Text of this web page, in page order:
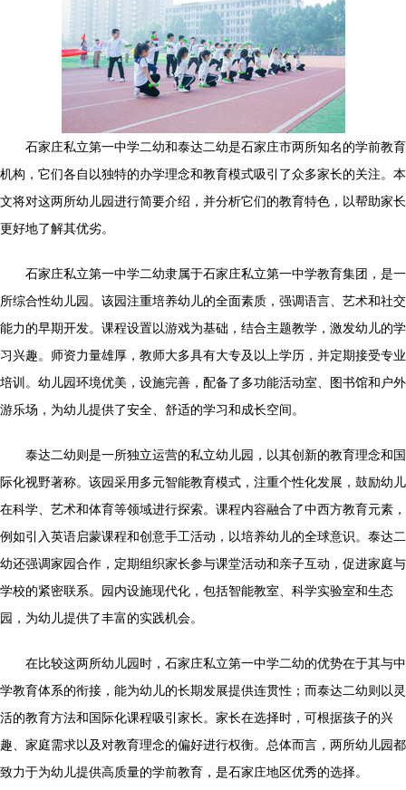
石家庄私立第一中学二幼和泰达二幼是石家庄市两所知名的学前教育
机构，它们各自以独特的办学理念和教育模式吸引了众多家长的关注。本
文将对这两所幼儿园进行简要介绍，并分析它们的教育特色，以帮助家长
更好地了解其优劣。
石家庄私立第一中学二幼隶属于石家庄私立第一中学教育集团，是一
所综合性幼儿园。该园注重培养幼儿的全面素质，强调语言、艺术和社交
能力的早期开发。课程设置以游戏为基础，结合主题教学，激发幼儿的学
习兴趣。师资力量雄厚，教师大多具有大专及以上学历，并定期接受专业
培训。幼儿园环境优美，设施完善，配备了多功能活动室、图书馆和户外
游乐场，为幼儿提供了安全、舒适的学习和成长空间。
泰达二幼则是一所独立运营的私立幼儿园，以其创新的教育理念和国
际化视野著称。该园采用多元智能教育模式，注重个性化发展，鼓励幼儿
在科学、艺术和体育等领域进行探索。课程内容融合了中西方教育元素，
例如引入英语启蒙课程和创意手工活动，以培养幼儿的全球意识。泰达二
幼还强调家园合作，定期组织家长参与课堂活动和亲子互动，促进家庭与
学校的紧密联系。园内设施现代化，包括智能教室、科学实验室和生态
园，为幼儿提供了丰富的实践机会。
在比较这两所幼儿园时，石家庄私立第一中学二幼的优势在于其与中
学教育体系的衔接，能为幼儿的长期发展提供连贯性；而泰达二幼则以灵
活的教育方法和国际化课程吸引家长。家长在选择时，可根据孩子的兴
趣、家庭需求以及对教育理念的偏好进行权衡。总体而言，两所幼儿园都
致力于为幼儿提供高质量的学前教育，是石家庄地区优秀的选择。